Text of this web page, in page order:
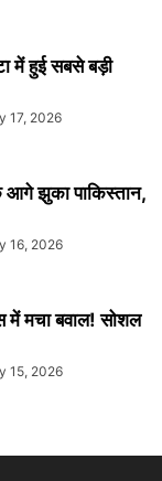
में हुई सबसे बड़ी
17, 2026
आगे झुका पाकिस्तान,
16, 2026
में मचा बवाल! सोशल
15, 2026